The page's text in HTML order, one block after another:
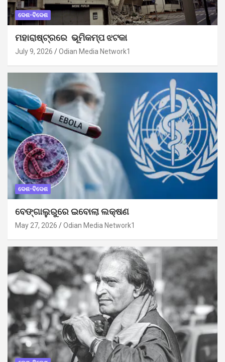
ଦେଶ-ବିଦେଶ
ମହାରାଷ୍ଟ୍ରରେ ଭୂମିକମ୍ପ ଝଟକା
July 9, 2026 Odian Media Network1
ଦେଶ-ବିଦେଶ
ବେଙ୍ଗାଲୁରୁରେ ଇବୋଲା ଲକ୍ଷଣ
May 27, 2026 Odian Media Network1